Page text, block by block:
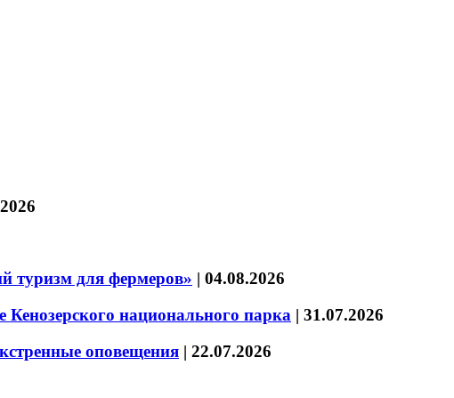
туризм для фермеров» | 04.08.2026
Кенозерского национального парка | 31.07.2026
оповещения | 22.07.2026